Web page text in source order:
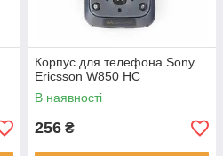
Корпус для телефона Sony
Ericsson W850 HC
В наявності
256 ₴